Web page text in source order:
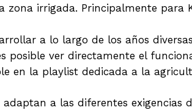
irrigada. Principalmente para
a lo largo de los años
posible ver directamente el
en la playlist dedicada a la
a las diferentes exigencias